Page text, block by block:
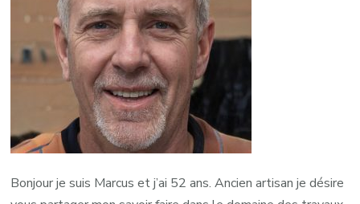
Bonjour je suis Marcus et j’ai 52 ans. Ancien artisan je désire